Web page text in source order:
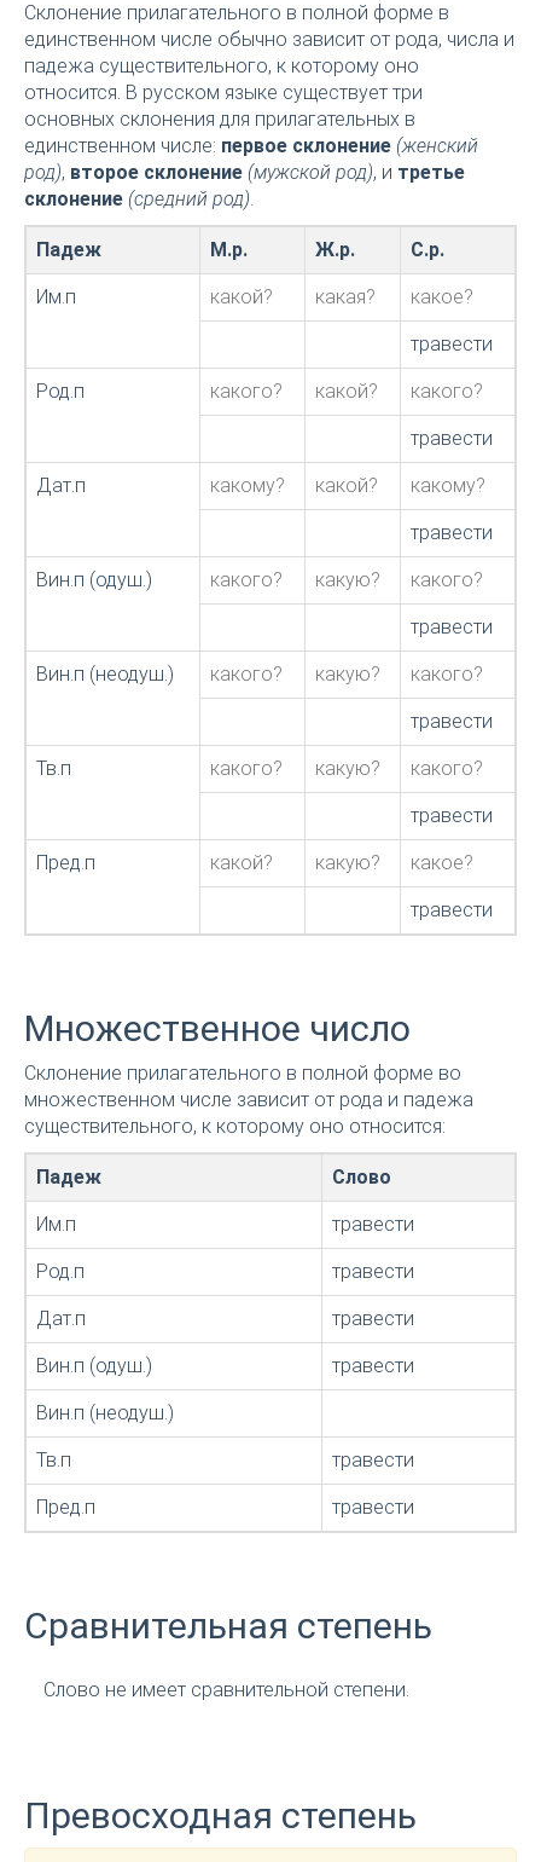
Склонение прилагательного в полной форме в
единственном числе обычно зависит от рода, числа и
падежа существительного, к которому оно
относится. В русском языке существует три
основных склонения для прилагательных в
единственном числе: первое склонение (женский
род), второе склонение (мужской род), и третье
склонение (средний род).
Падеж М.р. Ж.р. С.р.
Им.п какой? какая? какое?
травести
Род.п какого? какой? какого?
травести
Дат.п какому? какой? какому?
травести
Вин.п (одуш.) какого? какую? какого?
травести
Вин.п (неодуш.) какого? какую? какого?
травести
Тв.п какого? какую? какого?
травести
Пред.п какой? какую? какое?
травести
Множественное число
Склонение прилагательного в полной форме во
множественном числе зависит от рода и падежа
существительного, к которому оно относится:
Падеж Слово
Им.п травести
Род.п травести
Дат.п травести
Вин.п (одуш.) травести
Вин.п (неодуш.)
Тв.п травести
Пред.п травести
Сравнительная степень
Слово не имеет сравнительной степени.
Превосходная степень